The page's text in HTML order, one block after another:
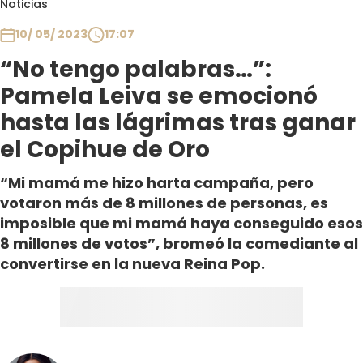
Noticias
10/ 05/ 2023
17:07
“No tengo palabras…”:
Pamela Leiva se emocionó
hasta las lágrimas tras ganar
el Copihue de Oro
“Mi mamá me hizo harta campaña, pero
votaron más de 8 millones de personas, es
imposible que mi mamá haya conseguido esos
8 millones de votos”, bromeó la comediante al
convertirse en la nueva Reina Pop.
Club De La Comedia
Contigo en Directo
Plan Perfecto
El Tiempo
Sabingo
Todos Los Programas